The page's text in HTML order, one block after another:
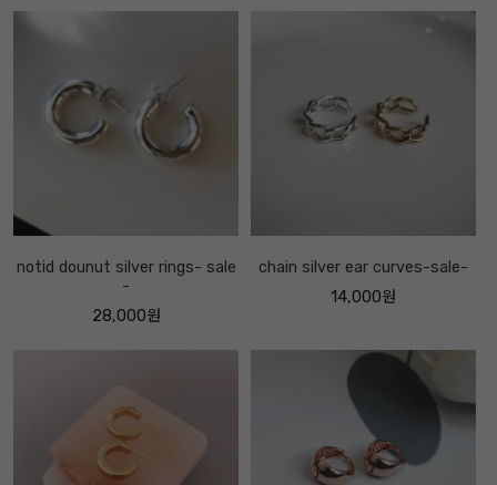
notid dounut silver rings- sale
-
28,000원
chain silver ear curves-sale-
14,000원